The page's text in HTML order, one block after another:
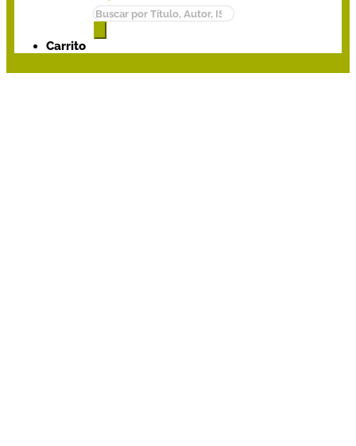
Búsqueda
de
Carrito